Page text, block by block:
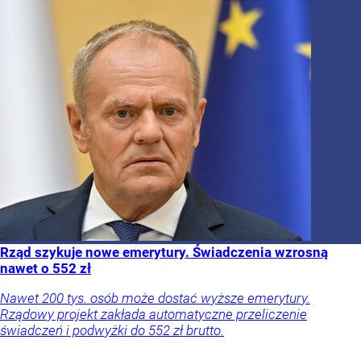
Rząd szykuje nowe emerytury. Świadczenia wzrosną
nawet o 552 zł
Nawet 200 tys. osób może dostać wyższe emerytury.
Rządowy projekt zakłada automatyczne przeliczenie
świadczeń i podwyżki do 552 zł brutto.